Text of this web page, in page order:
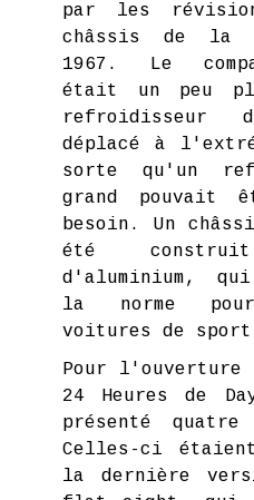
par les
châssis de la
1967. Le
était un peu
déplacé à
sorte qu'un
grand pouvait
besoin. Un
été
d'aluminium,
la norme
voitures de sport
Pour l'ouverture
24 Heures de
présenté quatre
Celles-ci
la dernière